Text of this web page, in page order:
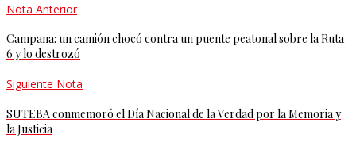
Nota Anterior
Campana: un camión chocó contra un puente peatonal sobre la Ruta
6 y lo destrozó
Siguiente Nota
SUTEBA conmemoró el Día Nacional de la Verdad por la Memoria y
la Justicia